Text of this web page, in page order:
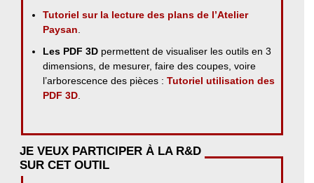
Tutoriel sur la lecture des plans de l’Atelier
Paysan
Les PDF 3D permettent de visualiser les outils en 3
dimensions, de mesurer, faire des coupes, voire
l’arborescence des pièces :Tutoriel utilisation des
PDF 3D
JE VEUX PARTICIPER À LA R&D
SUR CET OUTIL